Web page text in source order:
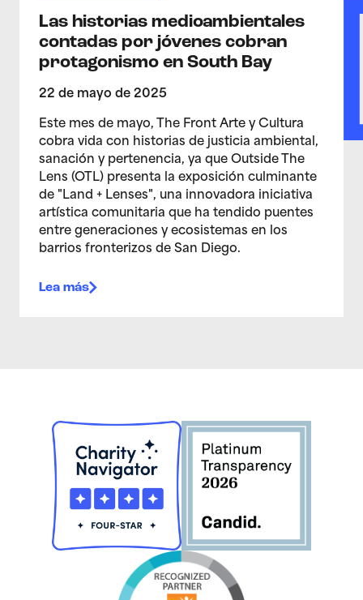
Las historias medioambientales
contadas por jóvenes cobran
protagonismo en South Bay
22 de mayo de 2025
Este mes de mayo, The Front Arte y Cultura
cobra vida con historias de justicia ambiental,
sanación y pertenencia, ya que Outside The
Lens (OTL) presenta la exposición culminante
de "Land + Lenses", una innovadora iniciativa
artística comunitaria que ha tendido puentes
entre generaciones y ecosistemas en los
barrios fronterizos de San Diego.
Lea más